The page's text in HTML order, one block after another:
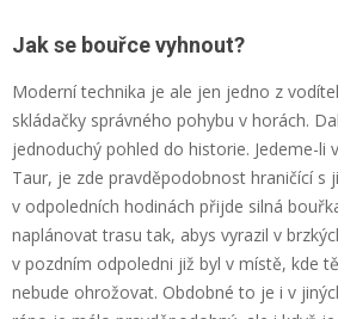
Jak se bouřce vyhnout?
Moderní technika je ale jen jedno z
skládačky správného pohybu v horách.
jednoduchý pohled do historie. Jedeme-li
Taur, je zde pravděpodobnost hraničící s
v odpoledních hodinách přijde silná
naplánovat trasu tak, abys vyrazil v
v pozdním odpoledni již byl v místě, kde
nebude ohrožovat. Obdobné to je i v